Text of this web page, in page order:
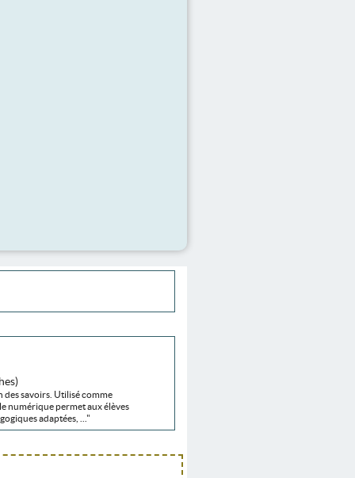
savoirs. Utilisé comme
numérique permet aux élèves
adaptées, ..."